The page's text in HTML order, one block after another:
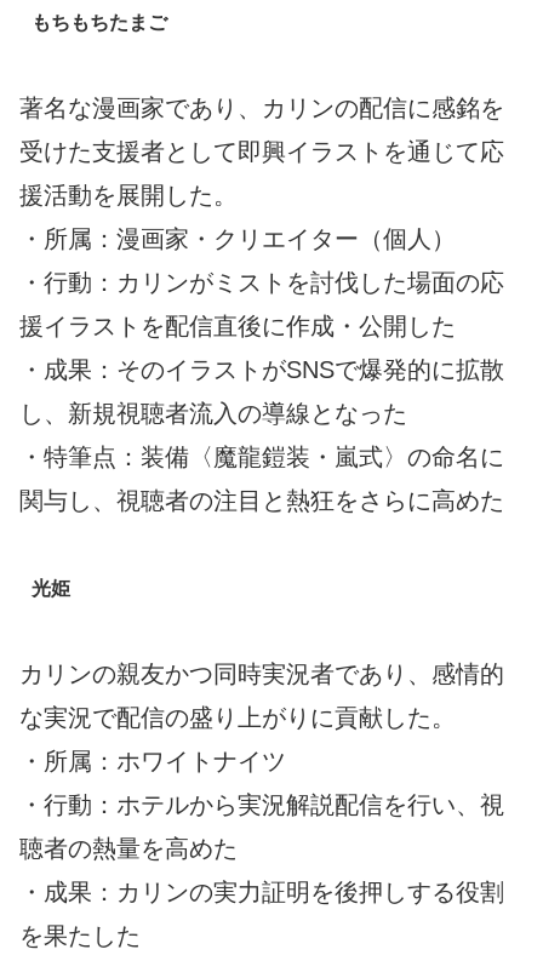
もちもちたまご
著名な漫画家であり、カリンの配信に感銘を
受けた支援者として即興イラストを通じて応
援活動を展開した。
・所属：漫画家・クリエイター（個人）
・行動：カリンがミストを討伐した場面の応
援イラストを配信直後に作成・公開した
・成果：そのイラストがSNSで爆発的に拡散
し、新規視聴者流入の導線となった
・特筆点：装備〈魔龍鎧装・嵐式〉の命名に
関与し、視聴者の注目と熱狂をさらに高めた
光姫
カリンの親友かつ同時実況者であり、感情的
な実況で配信の盛り上がりに貢献した。
・所属：ホワイトナイツ
・行動：ホテルから実況解説配信を行い、視
聴者の熱量を高めた
・成果：カリンの実力証明を後押しする役割
を果たした